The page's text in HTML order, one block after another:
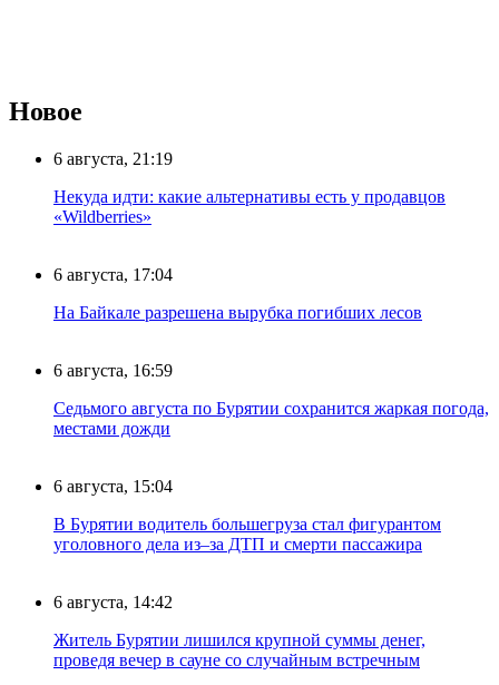
Новое
6 августа, 21:19
Некуда идти: какие альтернативы есть у продавцов
«Wildberries»
6 августа, 17:04
На Байкале разрешена вырубка погибших лесов
6 августа, 16:59
Седьмого августа по Бурятии сохранится жаркая погода,
местами дожди
6 августа, 15:04
В Бурятии водитель большегруза стал фигурантом
уголовного дела из–за ДТП и смерти пассажира
6 августа, 14:42
Житель Бурятии лишился крупной суммы денег,
проведя вечер в сауне со случайным встречным